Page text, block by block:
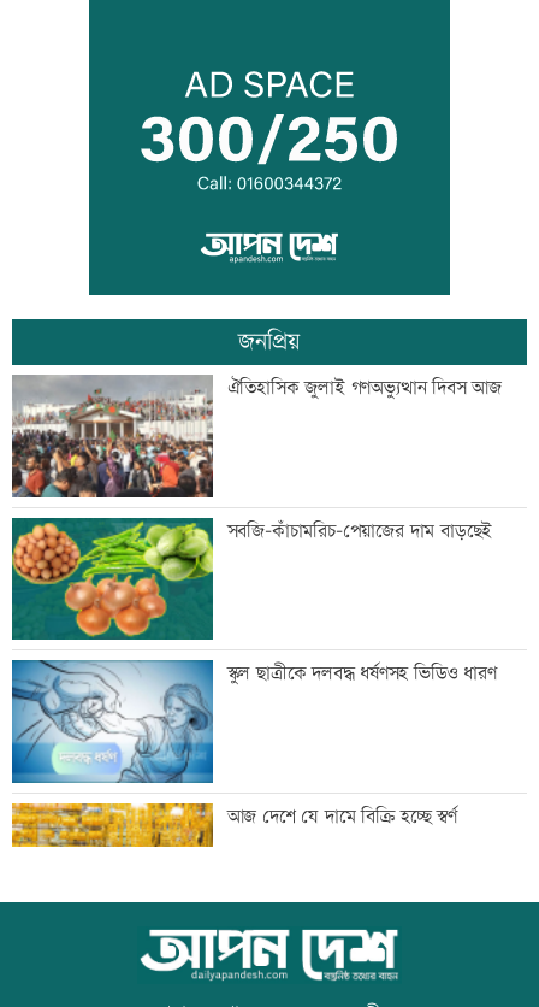
বিয়ে না করার কারণ জানালেন আমিশা
আওয়ামী লীগের সঙ্গে গণতন্ত্র যায় না: মির্জা
ফখরুল
ডেপুটি ম্যানেজার চেয়ে ব্র্যাকে নিয়োগ
‘আমার স্বপ্ন আপনাদের কাছে দিয়ে গেলাম’
মেহেরপুর সীমান্তে নারীসহ ৫ জনকে পুশইনের
চেষ্টা, বিজিবির প্রতিরোধে ব্যর্থ
থাইল্যান্ডে ১৪ বছরের শিক্ষার্থীর গুলিতে নিহত
৬
জাপানে ধেয়ে আসছে ঘূর্ণিঝড় ডলফিন
জনপ্রিয়
ঐতিহাসিক জুলাই গণঅভ্যুত্থান দিবস আজ
সবজি-কাঁচামরিচ-পেয়াজের দাম বাড়ছেই
স্কুল ছাত্রীকে দলবদ্ধ ধর্ষণসহ ভিডিও ধারণ
আজ দেশে যে দামে বিক্রি হচ্ছে স্বর্ণ
আজ বিশ্ব বন্ধু দিবস